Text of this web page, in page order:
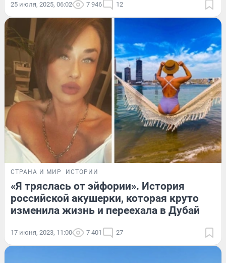
25 июля, 2025, 06:02 7 946 12
СТРАНА И МИР ИСТОРИИ
«Я тряслась от эйфории». История
российской акушерки, которая круто
изменила жизнь и переехала в Дубай
17 июня, 2023, 11:00 7 401 27